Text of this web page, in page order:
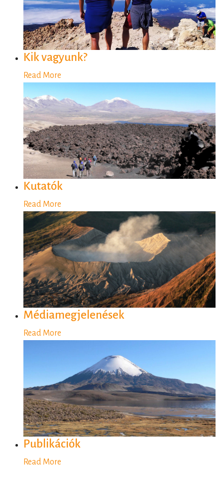
Kik vagyunk?
Read More
Kutatók
Read More
Médiamegjelenések
Read More
Publikációk
Read More